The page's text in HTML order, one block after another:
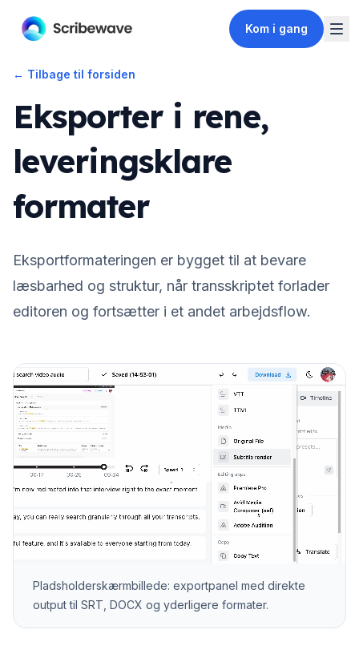
Kom i gang
← Tilbage til forsiden
Eksporter i rene,
leveringsklare
formater
Eksportformateringen er bygget til at bevare
læsbarhed og struktur, når transskriptet forlader
editoren og fortsætter i et andet arbejdsflow.
Pladsholderskærmbillede: exportpanel med direkte
output til SRT, DOCX og yderligere formater.